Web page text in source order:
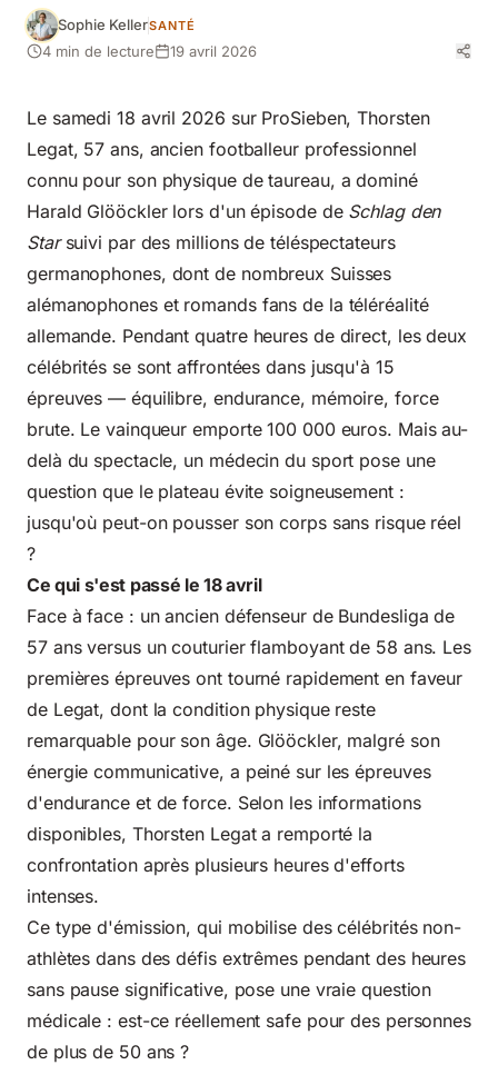
Sophie KellerSANTÉ
4 min de lecture 19 avril 2026
Le samedi 18 avril 2026 sur ProSieben, Thorsten
Legat, 57 ans, ancien footballeur professionnel
connu pour son physique de taureau, a dominé
Harald Glööckler lors d'un épisode de Schlag den
Starsuivi par des millions de téléspectateurs
germanophones, dont de nombreux Suisses
alémanophones et romands fans de la téléréalité
allemande. Pendant quatre heures de direct, les deux
célébrités se sont affrontées dans jusqu'à 15
épreuves — équilibre, endurance, mémoire, force
brute. Le vainqueur emporte 100 000 euros. Mais au-
delà du spectacle, un médecin du sport pose une
question que le plateau évite soigneusement :
jusqu'où peut-on pousser son corps sans risque réel
?
Ce qui s'est passé le 18 avril
Face à face : un ancien défenseur de Bundesliga de
57 ans versus un couturier flamboyant de 58 ans. Les
premières épreuves ont tourné rapidement en faveur
de Legat, dont la condition physique reste
remarquable pour son âge. Glööckler, malgré son
énergie communicative, a peiné sur les épreuves
d'endurance et de force. Selon les informations
disponibles, Thorsten Legat a remporté la
confrontation après plusieurs heures d'efforts
intenses.
Ce type d'émission, qui mobilise des célébrités non-
athlètes dans des défis extrêmes pendant des heures
sans pause significative, pose une vraie question
médicale : est-ce réellement safe pour des personnes
de plus de 50 ans ?